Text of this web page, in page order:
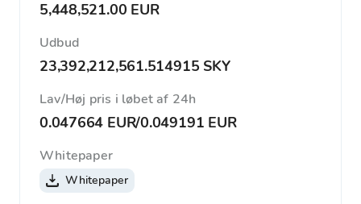
5,448,521.00 EUR
Udbud
23,392,212,561.514915 SKY
Lav/Høj pris i løbet af 24h
0.047664 EUR/0.049191 EUR
Whitepaper
Whitepaper